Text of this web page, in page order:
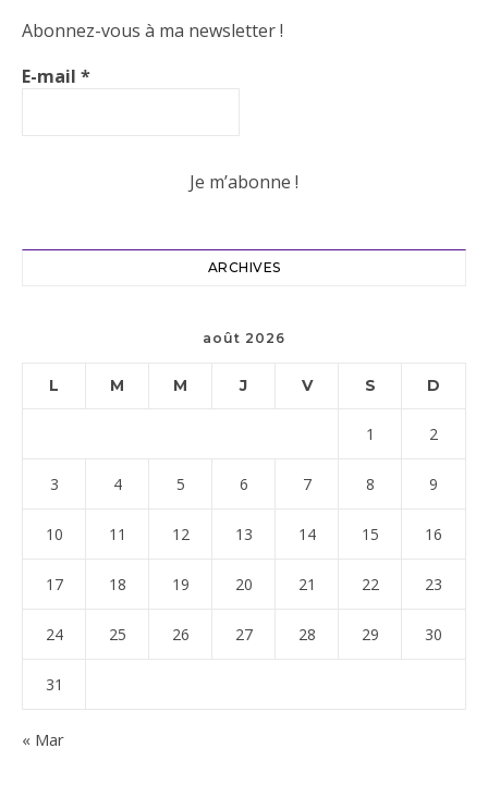
Abonnez-vous à ma newsletter !
E-mail *
ARCHIVES
août 2026
L M M J V S D
1 2
3 4 5 6 7 8 9
10 11 12 13 14 15 16
17 18 19 20 21 22 23
24 25 26 27 28 29 30
31
« Mar